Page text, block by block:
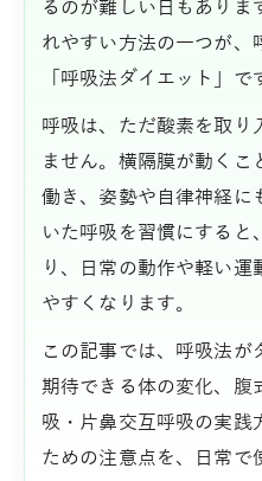
るのが難しい日もありま
れやすい方法の一つが、
「呼吸法ダイエット」で
呼吸は、ただ酸素を取り
ません。横隔膜が動く
働き、姿勢や自律神経に
いた呼吸を習慣にすると
り、日常の動作や軽い
やすくなります。
この記事では、呼吸法が
期待できる体の変化、腹
吸・片鼻交互呼吸の実践
ための注意点を、日常で